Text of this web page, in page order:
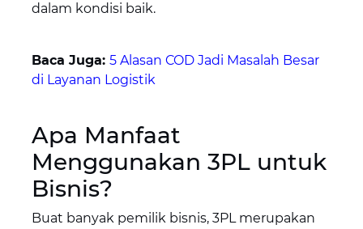
dalam kondisi baik.
Baca Juga: 5 Alasan COD Jadi Masalah Besar
di Layanan Logistik
Apa Manfaat
Menggunakan 3PL untuk
Bisnis?
Buat banyak pemilik bisnis, 3PL merupakan